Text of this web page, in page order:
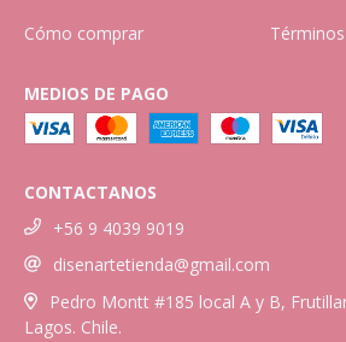
Cómo comprar
MEDIOS DE PAGO
CONTACTANOS
+56 9 4039 9019
disenartetienda@gmail.com
Pedro Montt #185 local A y B,
Lagos. Chile.